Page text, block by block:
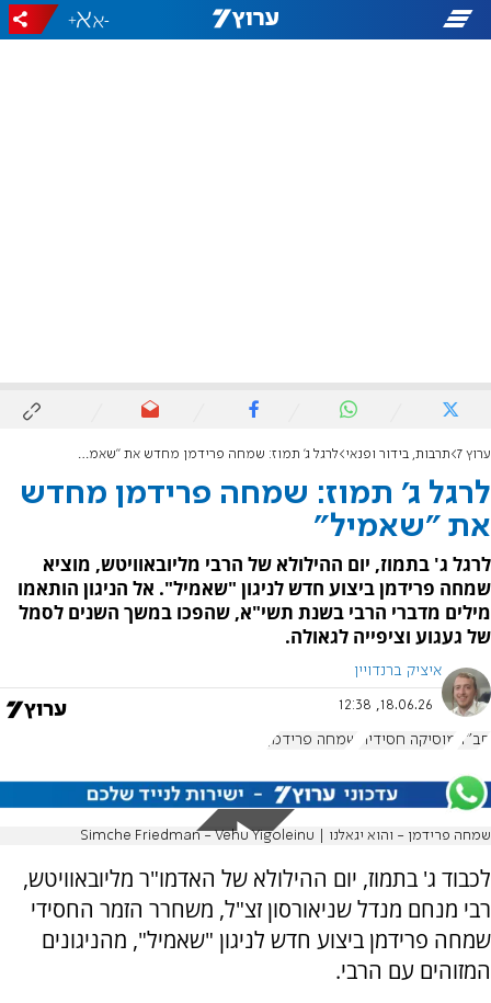
-
+
ערוץ 7 תרבות, בידור ופנאי לרגל ג' תמוז: שמחה פרידמן מחדש את "שאמיל"
לרגל ג' תמוז: שמחה פרידמן מחדש
את "שאמיל"
לרגל ג' בתמוז, יום ההילולא של הרבי מליובאוויטש, מוציא
שמחה פרידמן ביצוע חדש לניגון "שאמיל". אל הניגון הותאמו
מילים מדברי הרבי בשנת תשי"א, שהפכו במשך השנים לסמל
של געגוע וציפייה לגאולה.
איציק ברנדויין
18.06.26, 12:38
חב"ד מוסיקה חסידית שמחה פרידמן
שמחה פרידמן - והוא יגאלנו | Simche Friedman - Vehu Yigoleinu
לכבוד ג' בתמוז, יום ההילולא של האדמו"ר מליובאוויטש,
רבי מנחם מנדל שניאורסון זצ"ל, משחרר הזמר החסידי
שמחה פרידמן ביצוע חדש לניגון "שאמיל", מהניגונים
המזוהים עם הרבי.